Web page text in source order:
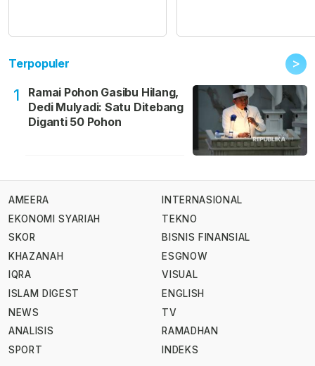
Terpopuler >
1
Ramai Pohon Gasibu Hilang,
Dedi Mulyadi: Satu Ditebang
Diganti 50 Pohon
AMEERA
EKONOMI SYARIAH
SKOR
KHAZANAH
IQRA
ISLAM DIGEST
NEWS
ANALISIS
SPORT
INTERNASIONAL
TEKNO
BISNIS FINANSIAL
ESGNOW
VISUAL
ENGLISH
TV
RAMADHAN
INDEKS